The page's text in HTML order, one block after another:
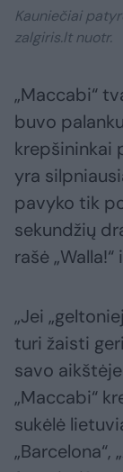
Kauniečiai
zalgiris.lt nuotr.
„Maccabi“
buvo
krepšininkai
yra
pavyko tik
sekundžių
rašė
„Jei
turi žaisti
savo
„Maccabi“
sukėlė
„Barcelona“,